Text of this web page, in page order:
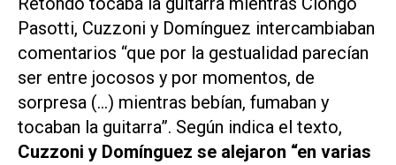
Pasotti, Cuzzoni y Domínguez intercambiaban
comentarios “que por la gestualidad parecían
ser entre jocosos y por momentos, de
sorpresa (…) mientras bebían, fumaban y
tocaban la guitarra”. Según indica el texto,
Cuzzoni y Domínguez se alejaron “en varias